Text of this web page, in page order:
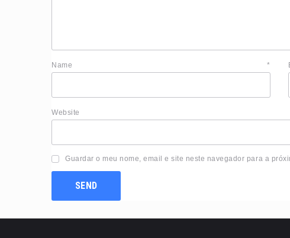
Name*
Website
Guardar o meu nome, email e site neste navegador para a